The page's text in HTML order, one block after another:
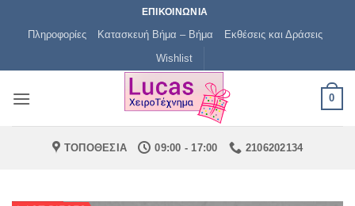
ΕΠΙΚΟΙΝΩΝΙΑ
Πληροφορίες Κατασκευή Βήμα – Βήμα
Εκθέσεις και Δράσεις
Wishlist
0
ΤΟΠΟΘΕΣΙΑ 09:00 - 17:00 2106202134